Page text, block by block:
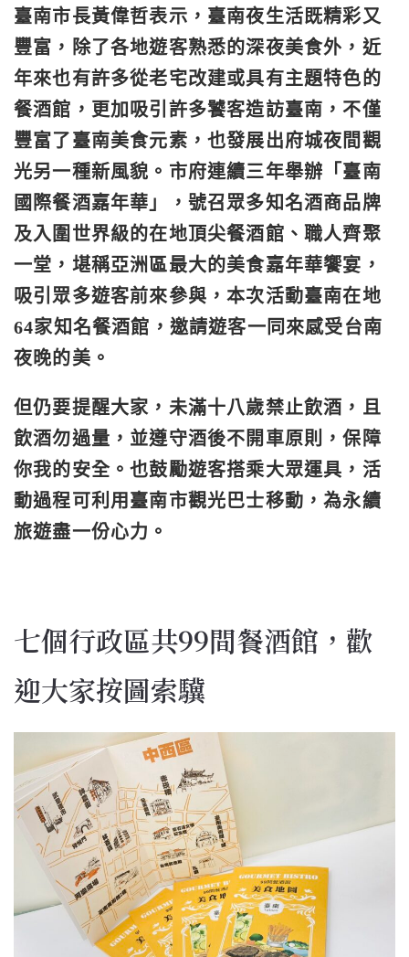
臺南市長黃偉哲表示，臺南夜生活既精彩又
豐富，除了各地遊客熟悉的深夜美食外，近
年來也有許多從老宅改建或具有主題特色的
餐酒館 ，更加吸引許多饕客造訪臺南，不僅
豐富了臺南美食元素，也發展出府城夜間觀
光另一種新風貌。市府連續三年舉辦「臺南
國際餐酒嘉年華」，號召眾多知名酒商品牌
及入圍世界級的在地頂尖餐酒館、職人齊聚
一堂，堪稱亞洲區最大的美食嘉年華饗宴，
吸引眾多遊客前來參與，本次活動臺南在地
64家知名餐酒館，邀請遊客一同來感受台南
夜晚的美。
但仍要提醒大家，未滿十八歲禁止飲酒，且
飲酒勿過量， 並遵守酒後不開車原則，保障
你我的安全。也鼓勵遊客搭乘大眾運具，活
動過程可利用臺南市觀光巴士移動，為永續
旅遊盡一份心力。
七個行政區共99間餐酒館，歡
迎大家按圖索驥